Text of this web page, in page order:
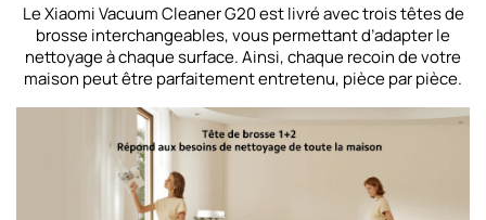
Le Xiaomi Vacuum Cleaner G20 est livré avec trois têtes de
brosse interchangeables, vous permettant d’adapter le
nettoyage à chaque surface. Ainsi, chaque recoin de votre
maison peut être parfaitement entretenu, pièce par pièce.